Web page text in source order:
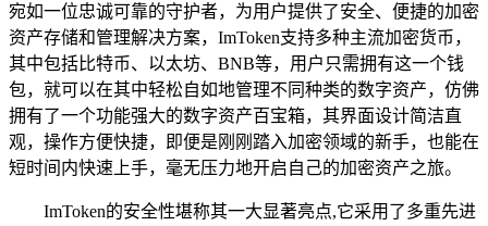
宛如一位忠诚可靠的守护者，为用户提供了安全、便捷的加密
资产存储和管理解决方案，ImToken支持多种主流加密货币，
其中包括比特币、以太坊、BNB等，用户只需拥有这一个钱
包，就可以在其中轻松自如地管理不同种类的数字资产，仿佛
拥有了一个功能强大的数字资产百宝箱，其界面设计简洁直
观，操作方便快捷，即便是刚刚踏入加密领域的新手，也能在
短时间内快速上手，毫无压力地开启自己的加密资产之旅。
ImToken的安全性堪称其一大显著亮点,它采用了多重先进